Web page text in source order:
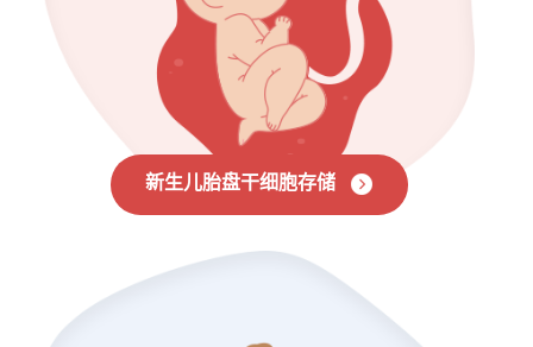
新生儿胎盘干细胞存储